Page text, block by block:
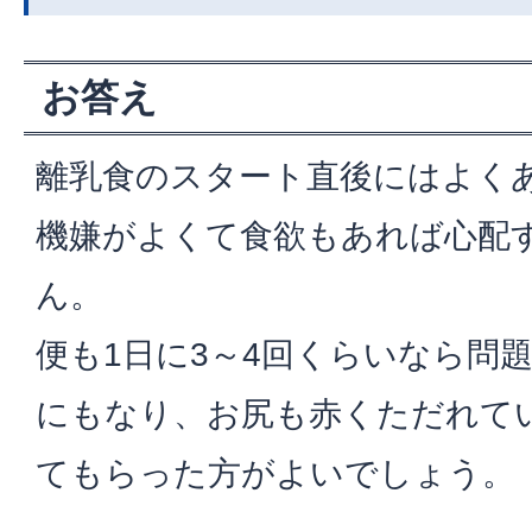
お答え
離乳食のスタート直後にはよく
機嫌がよくて食欲もあれば心配
ん。
便も1日に3～4回くらいなら問
にもなり、お尻も赤くただれて
てもらった方がよいでしょう。